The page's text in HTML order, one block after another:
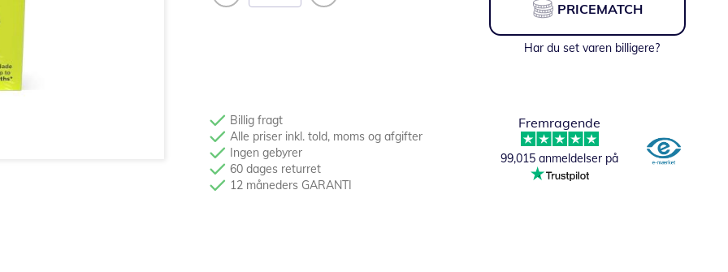
PRICEMATCH
Har du set varen billigere?
Billig fragt
Alle priser inkl. told, moms og afgifter
Ingen gebyrer
60 dages returret
12 måneders GARANTI
Fremragende
99,015 anmeldelser på